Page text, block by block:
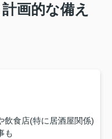
画的な備え
飲食店(特に居酒屋関係)
も